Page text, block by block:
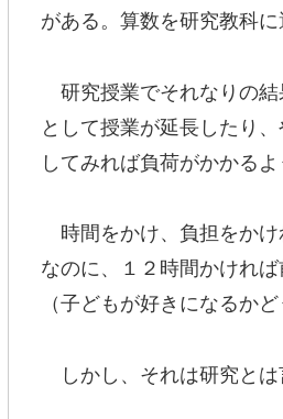
がある。算数を研究教科
研究授業でそれなりの
として授業が延長したり
してみれば負荷がかかる
時間をかけ、負担をか
なのに、１２時間かけれ
（子どもが好きになるか
しかし、それは研究とは